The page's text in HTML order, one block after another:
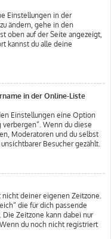
Einstellungen in der
ändern, gehe in den
oben auf der Seite angezeigt,
kannst du alle deine
in der Online-Liste
Einstellungen eine Option
Wenn du diese
Moderatoren und du selbst
Besucher gezählt.
deiner eigenen Zeitzone.
die für dich passende
Zeitzone kann dabei nur
du noch nicht registriert